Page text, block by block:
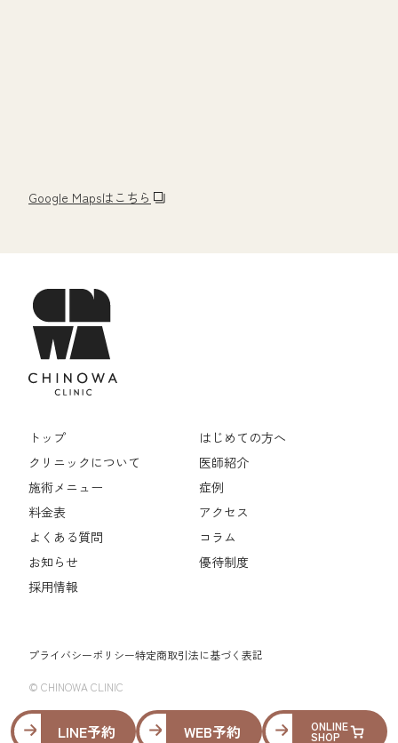
Google Mapsはこちら
トップ
はじめての方へ
クリニックについて
医師紹介
施術メニュー
症例
料金表
アクセス
よくある質問
コラム
お知らせ
優待制度
採用情報
プライバシーポリシー特定商取引法に基づく表記
© CHINOWA CLINIC
LINE予約 WEB予約 ONLINE
SHOP